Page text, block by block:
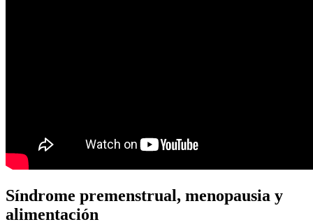
Síndrome premenstrual, menopausia y
alimentación